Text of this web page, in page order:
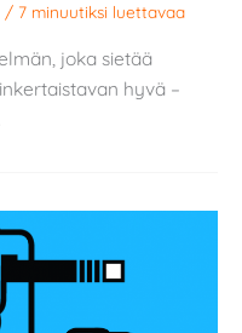
/ 7 minuutiksi luettavaa
joka sietää
hyvä –